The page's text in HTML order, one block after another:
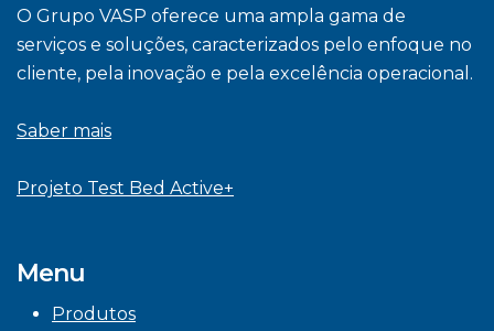
O Grupo VASP oferece uma ampla gama de
serviços e soluções, caracterizados pelo enfoque no
cliente, pela inovação e pela excelência operacional.
Saber mais
Projeto Test Bed Active+
Menu
Produtos